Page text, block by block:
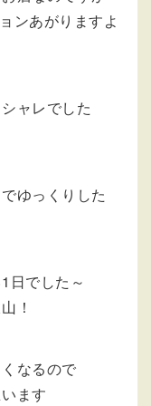
ンあがりますよ
ャレでした
ゆっくりした
日でした～
！
なるので
ます